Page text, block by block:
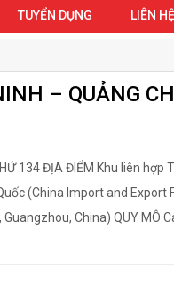
TUYỂN DỤNG LIÊN HỆ
– QUẢNG
134 ĐỊA ĐIỂM Khu liên
(China Import and Export
China) QUY MÔ